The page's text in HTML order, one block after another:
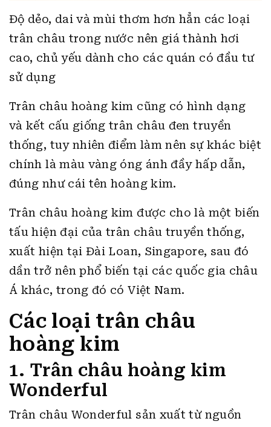
Độ dẻo, dai và mùi thơm hơn hẳn các loại
trân châu trong nước nên giá thành hơi
cao, chủ yếu dành cho các quán có đầu tư
sử dụng
Trân châu hoàng kim cũng có hình dạng
và kết cấu giống trân châu đen truyền
thống, tuy nhiên điểm làm nên sự khác biệt
chính là màu vàng óng ánh đầy hấp dẫn,
đúng như cái tên hoàng kim.
Trân châu hoàng kim được cho là một biến
tấu hiện đại của trân châu truyền thống,
xuất hiện tại Đài Loan, Singapore, sau đó
dần trở nên phổ biến tại các quốc gia châu
Á khác, trong đó có Việt Nam.
Các loại trân châu
hoàng kim
1. Trân châu hoàng kim
Wonderful
Trân châu Wonderful sản xuất từ nguồn